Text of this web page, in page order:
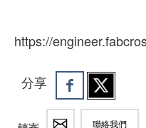
https://
分享
聯絡我們